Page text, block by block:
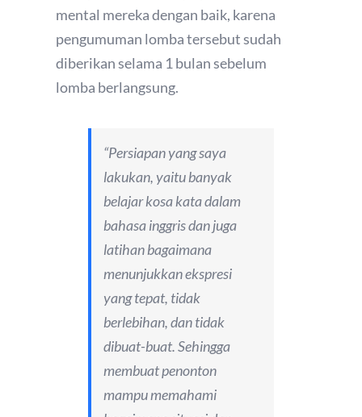
mental mereka dengan baik, karena
pengumuman lomba tersebut sudah
diberikan selama 1 bulan sebelum
lomba berlangsung.
“Persiapan yang saya
lakukan, yaitu banyak
belajar kosa kata dalam
bahasa inggris dan juga
latihan bagaimana
menunjukkan ekspresi
yang tepat, tidak
berlebihan, dan tidak
dibuat-buat. Sehingga
membuat penonton
mampu memahami